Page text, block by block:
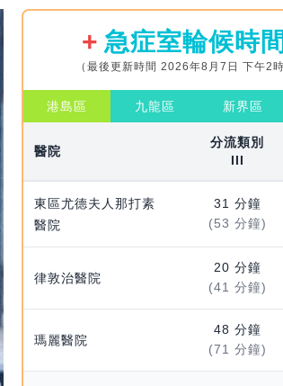
急症室輪候時間
（最後更新時間 2026年8月7日 下午2
港島區 九龍區 新界區
醫院
分流類別
III
東區尤德夫人那打素
醫院
31 分鐘
(53 分鐘)
律敦治醫院
20 分鐘
(41 分鐘)
瑪麗醫院
48 分鐘
(71 分鐘)